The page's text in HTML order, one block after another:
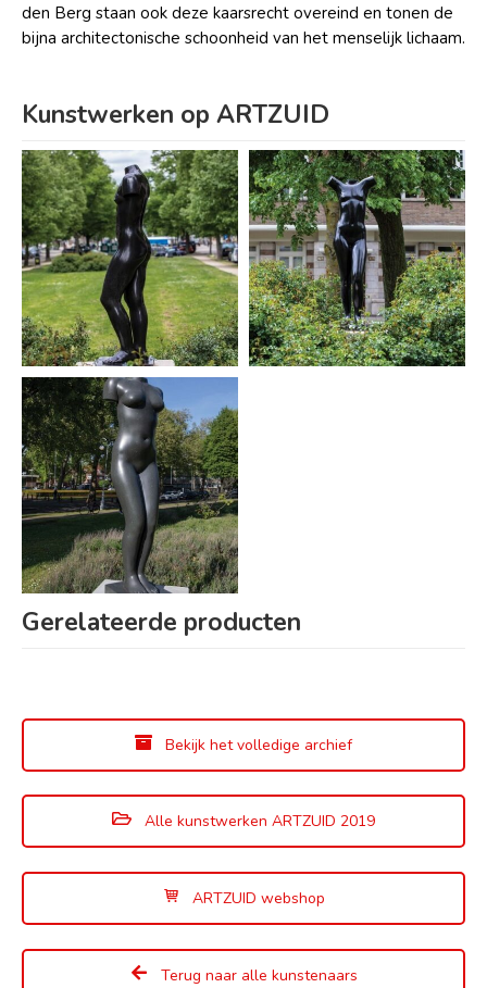
den Berg staan ook deze kaarsrecht overeind en tonen de
bijna architectonische schoonheid van het menselijk lichaam.
Kunstwerken op ARTZUID
Gerelateerde producten
Bekijk het volledige archief
Alle kunstwerken ARTZUID 2019
ARTZUID webshop
Terug naar alle kunstenaars